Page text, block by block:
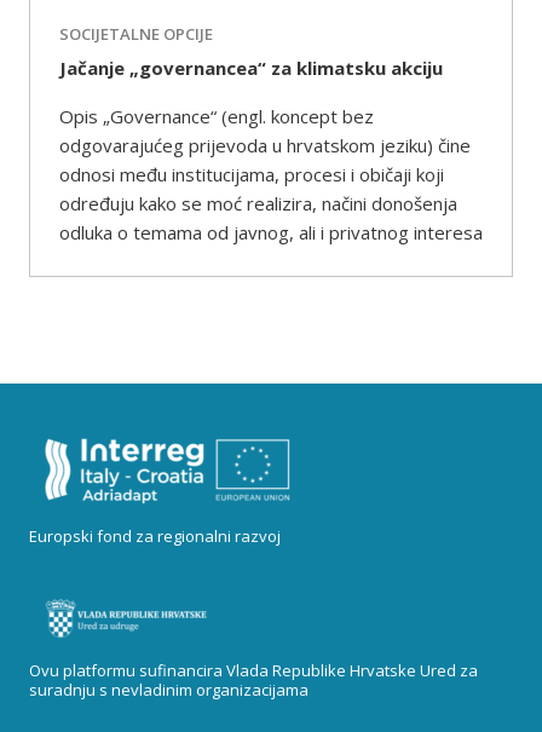
SOCIJETALNE OPCIJE
Jačanje „governancea“ za klimatsku akciju
Opis „Governance“ (engl. koncept bez
odgovarajućeg prijevoda u hrvatskom jeziku) čine
odnosi među institucijama, procesi i običaji koji
određuju kako se moć realizira, načini donošenja
odluka o temama od javnog, ali i privatnog interesa
Europski fond za regionalni razvoj
Ovu platformu sufinancira Vlada Republike Hrvatske Ured za
suradnju s nevladinim organizacijama